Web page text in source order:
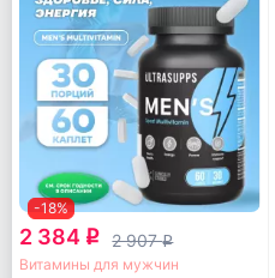
-18%
2 384 q 2 907q
Витамины для мужчин